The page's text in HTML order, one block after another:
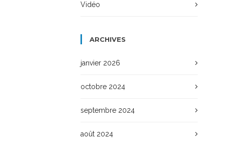
Vidéo
ARCHIVES
janvier 2026
octobre 2024
septembre 2024
août 2024